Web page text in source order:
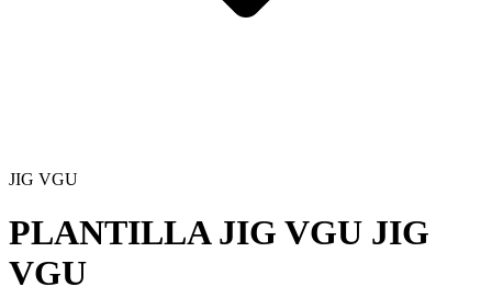
JIG VGU
PLANTILLA JIG VGU JIG
VGU